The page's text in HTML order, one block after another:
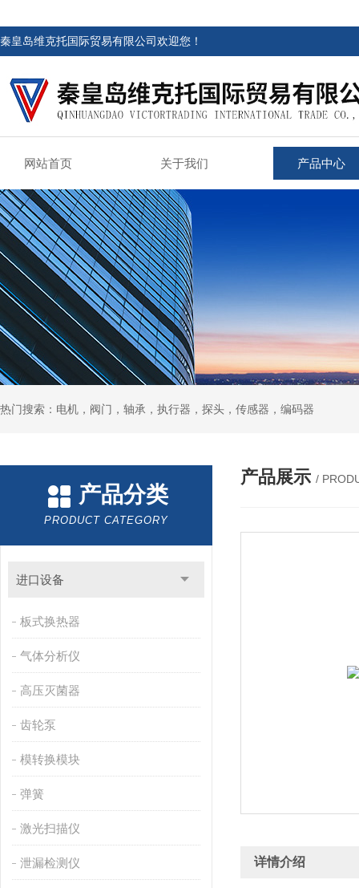
秦皇岛维克托国际贸易有限公司欢迎您！
网站首页 关于我们 产品中心
热门搜索：电机，阀门，轴承，执行器，探头，传感器，编码器
产品分类
PRODUCT CATEGORY
进口设备
板式换热器
气体分析仪
高压灭菌器
齿轮泵
模转换模块
弹簧
激光扫描仪
泄漏检测仪
产品展示 /
详情介绍